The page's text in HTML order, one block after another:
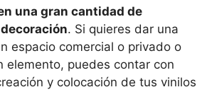
una gran cantidad de
. Si quieres dar una
espacio comercial o privado o
elemento, puedes contar con
y colocación de tus vinilos